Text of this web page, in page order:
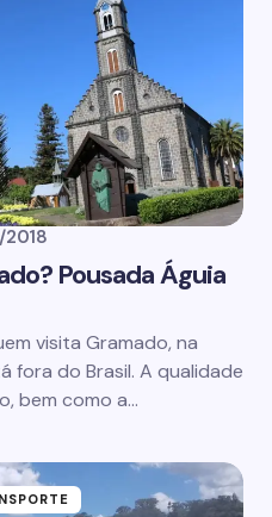
Pousada Águia
visita Gramado, na
fora do Brasil. A qualidade
bem como a…